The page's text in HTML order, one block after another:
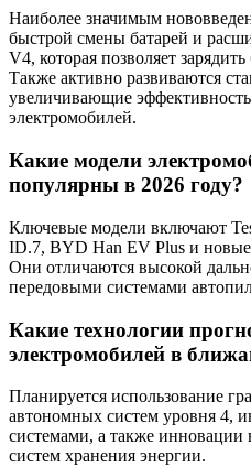
Наиболее значимым
быстрой смены батарей и
V4, которая позволяет
Также активно развиваются
увеличивающие
электромобилей.
Какие модели
популярны в 2026 году?
Ключевые модели включают
ID.7, BYD Han EV Plus и
Они отличаются высокой
передовыми системами
Какие технологии
электромобилей в
Планируется использование
автономных систем уровня 4,
системами, а также инновации
систем хранения энергии.